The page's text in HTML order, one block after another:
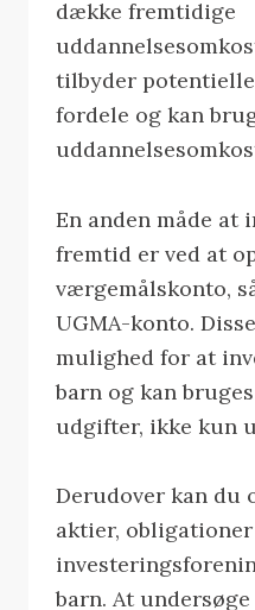
dække fremtidige
tilbyder
fordele og kan
En anden måde at
fremtid er ved at
værgemålskonto,
UGMA-konto.
mulighed for at
barn og kan
udgifter, ikke kun
Derudover kan du
aktier,
barn. At